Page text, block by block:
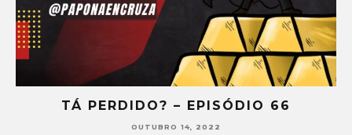
TÁ PERDIDO? – EPISÓDIO 66
OUTUBRO 14, 2022